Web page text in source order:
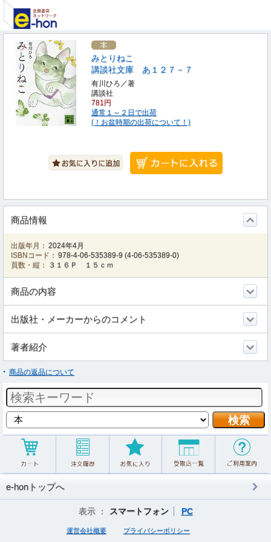
みとりねこ
講談社文庫 あ１２７－７
有川ひろ／著
講談社
781円
通常１～２日で出荷
(！お盆時期の出荷について！)
商品情報
出版年月： 2024年4月
ISBNコード： 978-4-06-535389-9 (4-06-535389-0)
頁数・縦：
３１６Ｐ １５ｃｍ
商品の内容
出版社・メーカーからのコメント
著者紹介
商品の返品について
e-honトップへ
表示 ： スマートフォン PC
運営会社概要 プライバシーポリシー